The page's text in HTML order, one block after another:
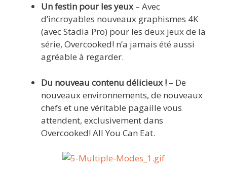
Un festin pour les yeux– Avec
d’incroyables nouveaux graphismes 4K
(avec Stadia Pro) pour les deux jeux de la
série, Overcooked! n’a jamais été aussi
agréable à regarder.
Du nouveau contenu délicieux! – De
nouveaux environnements, de nouveaux
chefs et une véritable pagaille vous
attendent, exclusivement dans
Overcooked! All You Can Eat.